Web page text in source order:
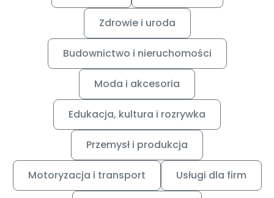
Zdrowie i uroda
Budownictwo i nieruchomości
Moda i akcesoria
Edukacja, kultura i rozrywka
Przemysł i produkcja
Motoryzacja i transport Usługi dla firm